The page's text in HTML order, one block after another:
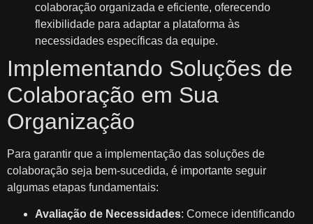
colaboração organizada e eficiente, oferecendo
flexibilidade para adaptar a plataforma às
necessidades específicas da equipe.
Implementando Soluções de
Colaboração em Sua
Organização
Para garantir que a implementação das soluções de
colaboração seja bem-sucedida, é importante seguir
algumas etapas fundamentais:
Avaliação de Necessidades: Comece identificando